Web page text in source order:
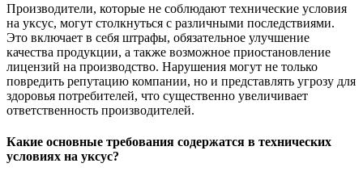
Производители, которые не соблюдают технические условия
на уксус, могут столкнуться с различными последствиями.
Это включает в себя штрафы, обязательное улучшение
качества продукции, а также возможное приостановление
лицензий на производство. Нарушения могут не только
повредить репутацию компании, но и представлять угрозу для
здоровья потребителей, что существенно увеличивает
ответственность производителей.
Какие основные требования содержатся в технических
условиях на уксус?